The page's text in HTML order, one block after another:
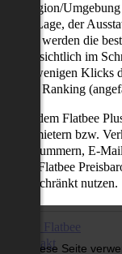
Diese Seite
Region/
der Lage, der
werden die
übersichtlich im
nur wenigen Klicks
als Ranking
mit dem Flatbee
Vermietern bzw.
E-
den Flatbee
nutzen.
Über Flatbee
Kontakt